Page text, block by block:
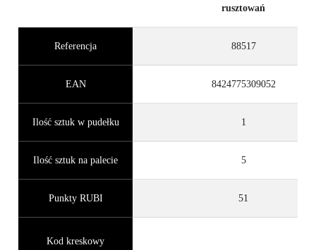
rusztowań
Referencja 88517
EAN 8424775309052
Ilość sztuk w pudełku 1
Ilość sztuk na palecie 5
Punkty RUBI 51
Kod kreskowy